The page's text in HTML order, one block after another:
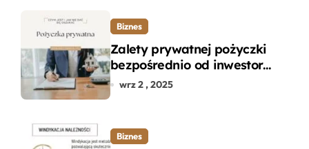
Biznes
Zalety prywatnej pożyczki
bezpośrednio od inwestora
– dlaczego warto?
wrz 2 , 2025
Biznes